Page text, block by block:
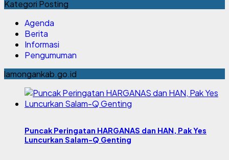
Kategori Posting
Agenda
Berita
Informasi
Pengumuman
lamongankab.go.id
Puncak Peringatan HARGANAS dan HAN, Pak Yes
Luncurkan Salam-Q Genting